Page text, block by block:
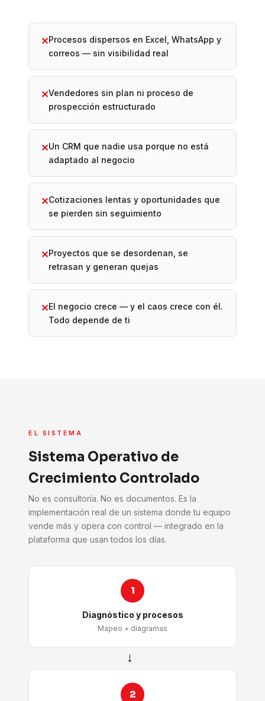
✕Procesos dispersos en Excel, WhatsApp y
correos — sin visibilidad real
✕Vendedores sin plan ni proceso de
prospección estructurado
✕Un CRM que nadie usa porque no está
adaptado al negocio
✕Cotizaciones lentas y oportunidades que
se pierden sin seguimiento
✕Proyectos que se desordenan, se
retrasan y generan quejas
✕El negocio crece — y el caos crece con él.
Todo depende de ti
EL SISTEMA
Sistema Operativo de
Crecimiento Controlado
No es consultoría. No es documentos. Es la
implementación real de un sistema donde tu equipo
vende más y opera con control — integrado en la
plataforma que usan todos los días.
1
Diagnóstico y procesos
Mapeo + diagramas
→
2